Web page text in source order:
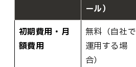
ール）
初期費用・月
額費用
無料（自社で
運用する場
合）